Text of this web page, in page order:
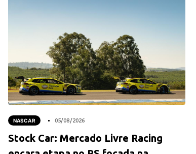
NASCAR 05/08/2026
Stock Car: Mercado Livre Racing